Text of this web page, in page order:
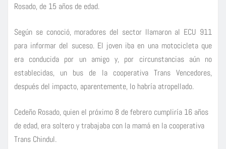
Rosado, de 15 años de edad.
Según se conoció, moradores del sector llamaron al ECU 911
para informar del suceso. El joven iba en una motocicleta que
era conducida por un amigo y, por circunstancias aún no
establecidas, un bus de la cooperativa Trans Vencedores,
después del impacto, aparentemente, lo habría atropellado.
Cedeño Rosado, quien el próximo 8 de febrero cumpliría 16 años
de edad, era soltero y trabajaba con la mamá en la cooperativa
Trans Chindul.